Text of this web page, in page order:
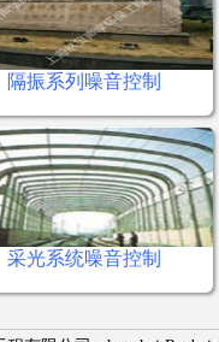
隔振系列噪音控制
采光系统噪音控制